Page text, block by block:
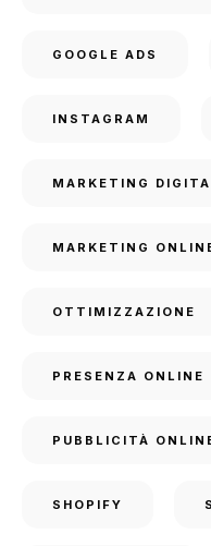
GOOGLE ADS
INSTAGRAM
MARKETING
MARKETING
OTTIMIZZAZIONE
PRESENZA ONLINE
PUBBLICITÀ
SHOPIFY